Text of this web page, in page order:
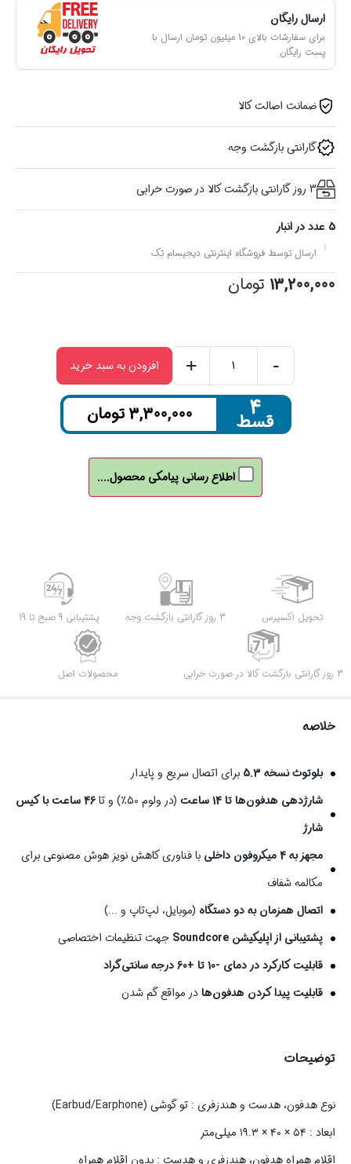
ارسال رایگان
برای سفارشات بالای 10 میلیون تومان ارسال با
پست رایگان
ضمانت اصالت کالا
گارانتی بازگشت وجه
3 روز گارانتی بازگشت کالا در صورت خرابی
5 عدد در انبار
ارسال توسط فروشگاه اینترنتی دیجیسام تِک
13,200,000 تومان
بلوتوثی
AeroFit
-
+ افزودن به سبد خرید
۴
قسط 3,300,000 تومان
اطلاع رسانی پیامکی محصول....
تحویل اکسپرس 3 روز گارانتی بازگشت وجه پشتیبانی 9 صبح تا 19
3 روز گارانتی بازگشت کالا در صورت خرابی محصولات اصل
خلاصه
بلوتوث نسخه 5.3
برای اتصال سریع و پایدار
شارژدهی هدفون‌ها تا 14 ساعت
(در ولوم 50٪) و تا
46 ساعت با کیس
شارژ
مجهز به 4 میکروفون داخلی
با فناوری کاهش نویز هوش مصنوعی برای
مکالمه شفاف
اتصال همزمان به دو دستگاه (موبایل، لپ‌تاپ و ...)
پشتیبانی از اپلیکیشن Soundcore
جهت تنظیمات اختصاصی
قابلیت کارکرد در دمای -10 تا +60 درجه سانتی‌گراد
قابلیت پیدا کردن هدفون‌ها در مواقع گم شدن
توضیحات
نوع هدفون، هدست و هندزفری : تو گوشی (Earbud/Earphone)
ابعاد : ۵۴ × ۴۰ × ۱۹.۳ میلی‌متر
اقلام همراه هدفون، هندزفری و هدست : بدون اقلام همراه